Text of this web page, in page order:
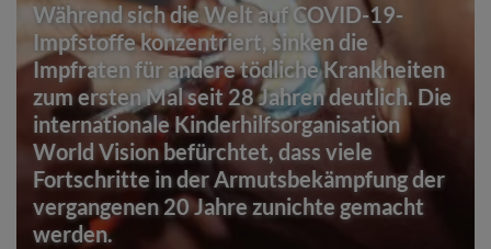
Während sich die Welt auf COVID-19-
Impfstoffe konzentriert, sinken die
Impfraten für andere tödliche Krankheiten
zum ersten Mal seit 28 Jahren deutlich. Die
internationale Kinderhilfsorganisation
World Vision befürchtet, dass viele
Fortschritte in der Armutsbekämpfung der
vergangenen 20 Jahre zunichte gemacht
werden.